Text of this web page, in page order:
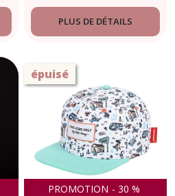
PLUS DE DÉTAILS
épuisé
PROMOTION - 30 %